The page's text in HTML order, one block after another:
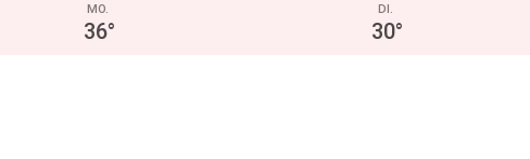
MO.
36°
DI.
30°